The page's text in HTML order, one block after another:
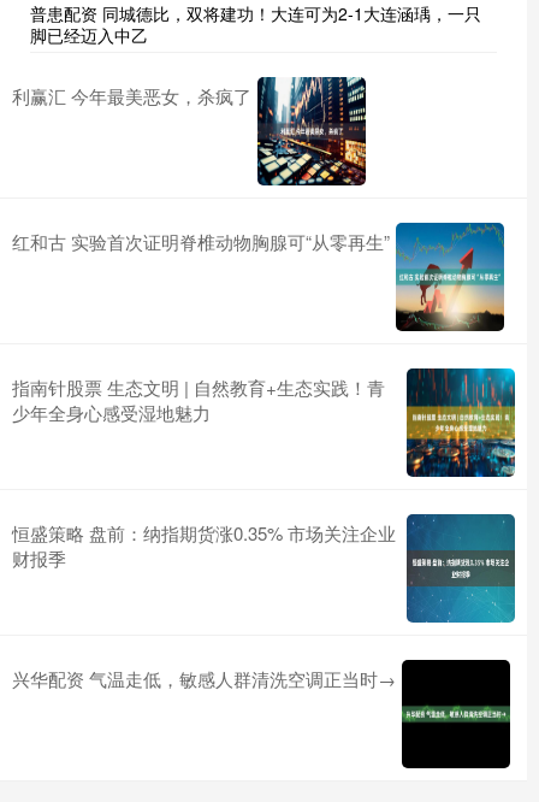
普患配资 同城德比，双将建功！大连可为2-1大连涵瑀，一只
脚已经迈入中乙
利赢汇 今年最美恶女，杀疯了
红和古 实验首次证明脊椎动物胸腺可“从零再生”
指南针股票 生态文明 | 自然教育+生态实践！青
少年全身心感受湿地魅力
恒盛策略 盘前：纳指期货涨0.35% 市场关注企业
财报季
兴华配资 气温走低，敏感人群清洗空调正当时→